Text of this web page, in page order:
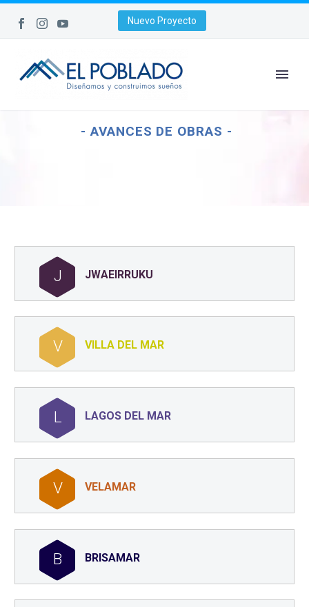
Nuevo Proyecto
- AVANCES DE OBRAS -
J JWAEIRRUKU
V VILLA DEL MAR
L LAGOS DEL MAR
V VELAMAR
B BRISAMAR